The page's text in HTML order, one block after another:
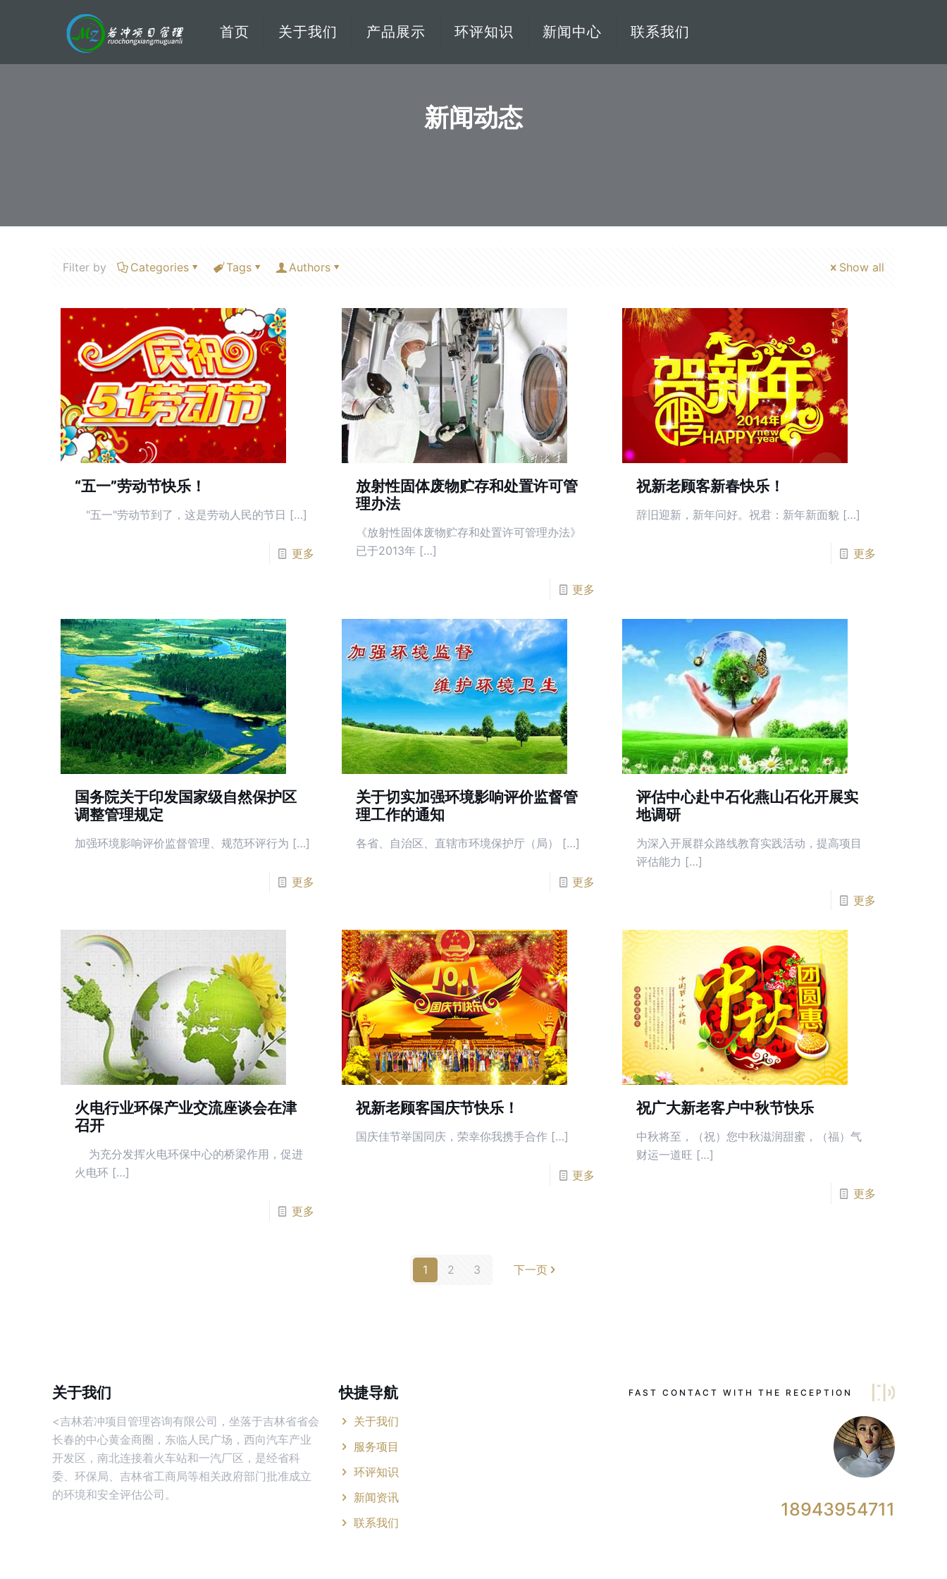
首页 关于我们 产品展示 环评知识 新闻中心 联系我们
新闻动态
Filter by Categories Tags Authors Show all
“五一”劳动节快乐！
"五一"劳动节到了，这是劳动人民的节日 […]
更多
放射性固体废物贮存和处置许可管
理办法
《放射性固体废物贮存和处置许可管理办法》
已于2013年 […]
更多
祝新老顾客新春快乐！
辞旧迎新，新年问好。祝君：新年新面貌 […]
更多
国务院关于印发国家级自然保护区
调整管理规定
加强环境影响评价监督管理、规范环评行为 […]
更多
关于切实加强环境影响评价监督管
理工作的通知
各省、自治区、直辖市环境保护厅（局） […]
更多
评估中心赴中石化燕山石化开展实
地调研
为深入开展群众路线教育实践活动，提高项目
评估能力 […]
更多
火电行业环保产业交流座谈会在津
召开
为充分发挥火电环保中心的桥梁作用，促进
火电环 […]
更多
祝新老顾客国庆节快乐！
国庆佳节举国同庆，荣幸你我携手合作 […]
更多
祝广大新老客户中秋节快乐
中秋将至，（祝）您中秋滋润甜蜜，（福）气
财运一道旺 […]
更多
1 2 3 下一页
关于我们
<吉林若冲项目管理咨询有限公司，坐落于吉林省省会
长春的中心黄金商圈，东临人民广场，西向汽车产业
开发区，南北连接着火车站和一汽厂区，是经省科
委、环保局、吉林省工商局等相关政府部门批准成立
的环境和安全评估公司。
快捷导航
关于我们
服务项目
环评知识
新闻资讯
联系我们
FAST CONTACT WITH THE RECEPTION
18943954711